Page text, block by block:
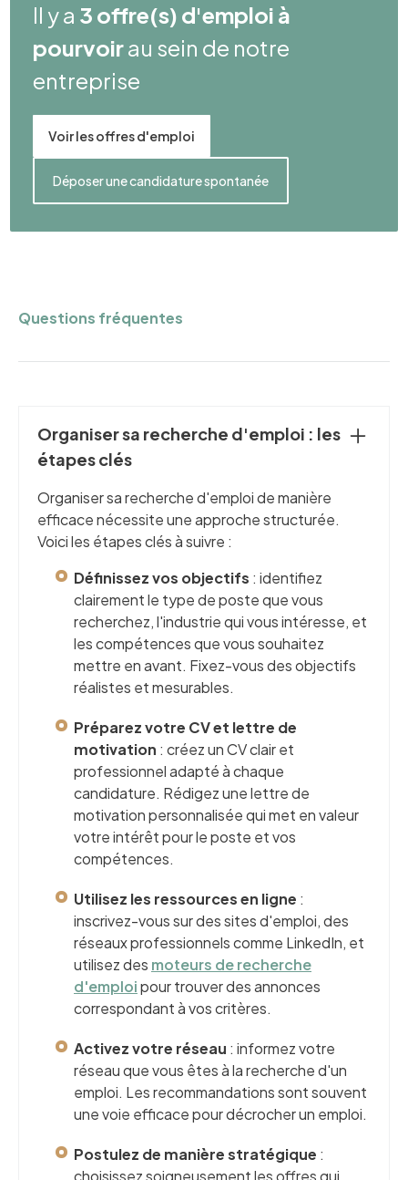
Il y a 3 offre(s) d'emploi à
pourvoirau sein de notre
entreprise
Voir les offres d'emploi
Déposer une candidature spontanée
Questions fréquentes
Organiser sa recherche d'emploi : les
étapes clés
Organiser sa recherche d'emploi de manière
efficace nécessite une approche structurée.
Voici les étapes clés à suivre :
Définissez vos objectifs : identifiez
clairement le type de poste que vous
recherchez, l'industrie qui vous intéresse, et
les compétences que vous souhaitez
mettre en avant. Fixez-vous des objectifs
réalistes et mesurables.
Préparez votre CV et lettre de
motivation : créez un CV clair et
professionnel adapté à chaque
candidature. Rédigez une lettre de
motivation personnalisée qui met en valeur
votre intérêt pour le poste et vos
compétences.
Utilisez les ressources en ligne :
inscrivez-vous sur des sites d'emploi, des
réseaux professionnels comme LinkedIn, et
utilisez des moteurs de recherche
d'emploipour trouver des annonces
correspondant à vos critères.
Activez votre réseau : informez votre
réseau que vous êtes à la recherche d'un
emploi. Les recommandations sont souvent
une voie efficace pour décrocher un emploi.
Postulez de manière stratégique :
choisissez soigneusement les offres qui